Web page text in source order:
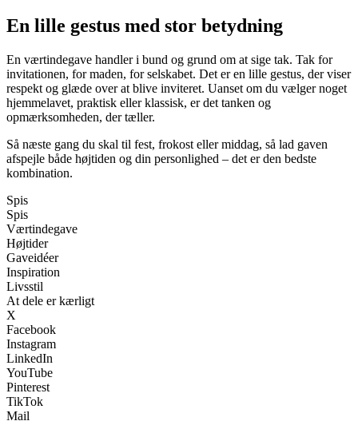
En lille gestus med stor betydning
En værtindegave handler i bund og grund om at sige tak. Tak for
invitationen, for maden, for selskabet. Det er en lille gestus, der viser
respekt og glæde over at blive inviteret. Uanset om du vælger noget
hjemmelavet, praktisk eller klassisk, er det tanken og
opmærksomheden, der tæller.
Så næste gang du skal til fest, frokost eller middag, så lad gaven
afspejle både højtiden og din personlighed – det er den bedste
kombination.
Spis
Spis
Værtindegave
Højtider
Gaveidéer
Inspiration
Livsstil
At dele er kærligt
X
Facebook
Instagram
LinkedIn
YouTube
Pinterest
TikTok
Mail